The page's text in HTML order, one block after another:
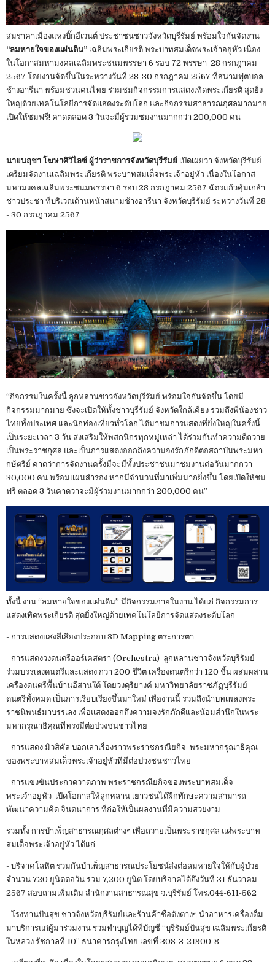
สมราคาเมืองแห่งบิ๊กอีเวนต์ ประชาชนชาวจังหวัดบุรีรัมย์ พร้อมใจกันจัดงาน
“ลมหายใจของแผ่นดิน” เฉลิมพระเกียรติ พระบาทสมเด็จพระเจ้าอยู่หัว เนื่อง
ในโอกาสมหามงคลเฉลิมพระชนมพรรษา 6 รอบ 72 พรรษา 28 กรกฎาคม
2567 โดยงานจัดขึ้นในระหว่างวันที่ 28-30 กรกฎาคม 2567 ที่สนามฟุตบอล
ช้างอารีนา พร้อมชวนคนไทย ร่วมชมกิจกรรมการแสดงเทิดพระเกียรติ สุดยิ่ง
ใหญ่ด้วยเทคโนโลยีการจัดแสดงระดับโลก และกิจกรรมสาธารณกุศลมากมาย
เปิดให้ชมฟรี! คาดตลอด 3 วันจะมีผู้ร่วมชมงานมากกว่า 200,000 คน
นายนฤชา โฆษาศิวิไลซ์ ผู้ว่าราชการจังหวัดบุรีรัมย์ เปิดเผยว่า จังหวัดบุรีรัมย์
เตรียมจัดงานเฉลิมพระเกียรติ พระบาทสมเด็จพระเจ้าอยู่หัว เนื่องในโอกาส
มหามงคลเฉลิมพระชนมพรรษา 6 รอบ 28 กรกฎาคม 2567 ฉัตรแก้วคุ้มเกล้า
ชาวประชา ที่บริเวณด้านหน้าสนามช้างอารีนา จังหวัดบุรีรัมย์ ระหว่างวันที่ 28
- 30 กรกฎาคม 2567
“กิจกรรมในครั้งนี้ ลูกหลานชาวจังหวัดบุรีรัมย์ พร้อมใจกันจัดขึ้น โดยมี
กิจกรรมมากมาย ซึ่งจะเปิดให้ทั้งชาวบุรีรัมย์ จังหวัดใกล้เคียง รวมถึงพี่น้องชาว
ไทยทั้งประเทศ และนักท่องเที่ยวทั่วโลก ได้มาชมการแสดงที่ยิ่งใหญ่ในครั้งนี้
เป็นระยะเวลา 3 วัน ส่งเสริมให้พสกนิกรทุกหมู่เหล่า ได้ร่วมกันทำความดีถวาย
เป็นพระราชกุศล และเป็นการแสดงออกถึงความจงรักภักดีต่อสถาบันพระมหา
กษัตริย์ คาดว่าการจัดงานครั้งมีจะมีทั้งประชาชนมาชมงานต่อวันมากกว่า
30,000 คน พร้อมแผนสำรอง หากมีจำนวนที่มาเพิ่มมากยิ่งขึ้น โดยเปิดให้ชม
ฟรี ตลอด 3 วันคาดว่าจะมีผู้ร่วมงานมากกว่า 200,000 คน”
ทั้งนี้ งาน “ลมหายใจของแผ่นดิน” มีกิจกรรมภายในงาน ได้แก่ กิจกรรมการ
แสดงเทิดพระเกียรติ สุดยิ่งใหญ่ด้วยเทคโนโลยีการจัดแสดงระดับโลก
- การแสดงแสงสีเสียงประกอบ 3D Mapping ตระการตา
- การแสดงวงดนตรีออร์เคสตรา (Orchestra) ลูกหลานชาวจังหวัดบุรีรัมย์
ร่วมบรรเลงดนตรีและแสดง กว่า 200 ชีวิต เครื่องดนตรีกว่า 120 ชิ้น ผสมผสาน
เครื่องดนตรีพื้นบ้านอีสานใต้ โดยวงดุริยางค์ มหาวิทยาลัยราชภัฏบุรีรัมย์
ดนตรีทั้งหมด เป็นการเรียบเรียงขึ้นมาใหม่ เพื่องานนี้ รวมถึงนำบทเพลงพระ
ราชนิพนธ์มาบรรเลง เพื่อแสดงออกถึงความจงรักภักดีและน้อมสำนึกในพระ
มหากรุณาธิคุณที่ทรงมีต่อปวงชนชาวไทย
- การแสดง มิวสิคัล บอกเล่าเรื่องราวพระราชกรณียกิจ พระมหากรุณาธิคุณ
ของพระบาทสมเด็จพระเจ้าอยู่หัวที่มีต่อปวงชนชาวไทย
- การแข่งขันประกวดวาดภาพ พระราชกรณียกิจของพระบาทสมเด็จ
พระเจ้าอยู่หัว เปิดโอกาสให้ลูกหลาน เยาวชนได้ฝึกทักษะความสามารถ
พัฒนาความคิด จินตนาการ ที่ก่อให้เป็นผลงานที่มีความสวยงาม
รวมทั้ง การบำเพ็ญสาธารณกุศลต่างๆ เพื่อถวายเป็นพระราชกุศล แด่พระบาท
สมเด็จพระเจ้าอยู่หัว ได้แก่
- บริจาคโลหิต ร่วมกันบำเพ็ญสาธารณประโยชน์ส่งต่อลมหายใจให้กับผู้ป่วย
จำนวน 720 ยูนิตต่อวัน รวม 7,200 ยูนิต โดยบริจาคได้ถึงวันที่ 31 ธันวาคม
2567 สอบถามเพิ่มเติม สำนักงานสาธารณสุข จ.บุรีรัมย์ โทร.044-611-562
- โรงทานปันสุข ชาวจังหวัดบุรีรัมย์และร้านค้าชื่อดังต่างๆ นำอาหารเครื่องดื่ม
มาบริการแก่ผู้มาร่วมงาน ร่วมทำบุญได้ที่บัญชี “บุรีรัมย์ปันสุข เฉลิมพระเกียรติ
ในหลวง รัชกาลที่ 10” ธนาคารกรุงไทย เลขที่ 308-3-21900-8